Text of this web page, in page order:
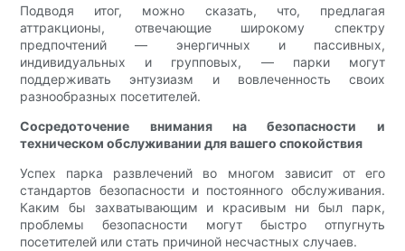
Подводя итог, можно сказать, что, предлагая
аттракционы, отвечающие широкому спектру
предпочтений — энергичных и пассивных,
индивидуальных и групповых, — парки могут
поддерживать энтузиазм и вовлеченность своих
разнообразных посетителей.
Сосредоточение внимания на безопасности и
техническом обслуживании для вашего спокойствия
Успех парка развлечений во многом зависит от его
стандартов безопасности и постоянного обслуживания.
Каким бы захватывающим и красивым ни был парк,
проблемы безопасности могут быстро отпугнуть
посетителей или стать причиной несчастных случаев.